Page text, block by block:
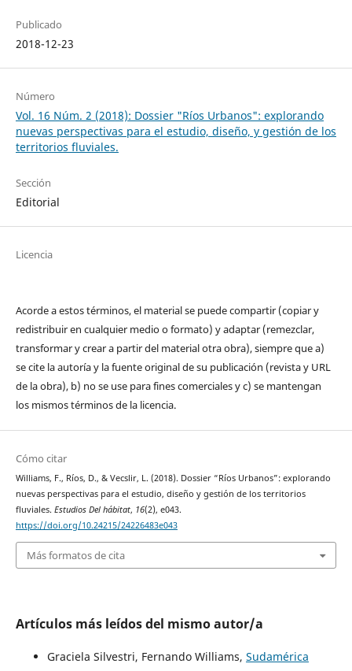
Publicado
2018-12-23
Número
Vol. 16 Núm. 2 (2018): Dossier "Ríos Urbanos": explorando
nuevas perspectivas para el estudio, diseño, y gestión de los
territorios fluviales.
Sección
Editorial
Licencia
Acorde a estos términos, el material se puede compartir (copiar y
redistribuir en cualquier medio o formato) y adaptar (remezclar,
transformar y crear a partir del material otra obra), siempre que a)
se cite la autoría y la fuente original de su publicación (revista y URL
de la obra), b) no se use para fines comerciales y c) se mantengan
los mismos términos de la licencia.
Cómo citar
Williams, F., Ríos, D., & Vecslir, L. (2018). Dossier “Ríos Urbanos”: explorando
nuevas perspectivas para el estudio, diseño y gestión de los territorios
fluviales. Estudios Del hábitat, 16(2), e043.
https://doi.org/10.24215/24226483e043
Más formatos de cita
Artículos más leídos del mismo autor/a
Graciela Silvestri, Fernando Williams, Sudamérica